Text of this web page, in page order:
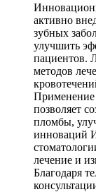
активно
зубных
улучшить
пациентов.
методов
Применение
позволяет
пломбы,
инноваций
лечение и
Благодаря